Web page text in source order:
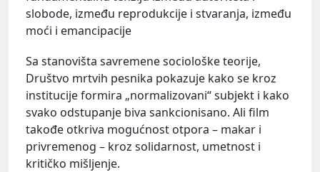
slobode, između reprodukcije i stvaranja, između
moći i emancipacije
Sa stanovišta savremene sociološke teorije,
Društvo mrtvih pesnika pokazuje kako se kroz
institucije formira „normalizovani“ subjekt i kako
svako odstupanje biva sankcionisano. Ali film
takođe otkriva mogućnost otpora – makar i
privremenog – kroz solidarnost, umetnost i
kritičko mišljenje.